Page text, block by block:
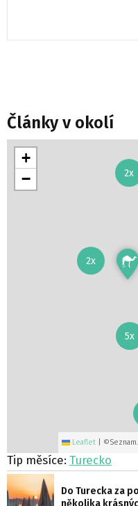
Články v okolí
2x
2x
5x
+
−
Leaflet
Tip měsíce: Turecko
Do Turecka za